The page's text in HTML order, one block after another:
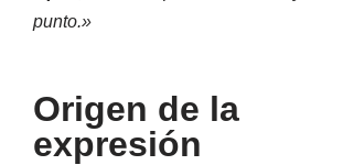
punto.»
Origen de la
expresión